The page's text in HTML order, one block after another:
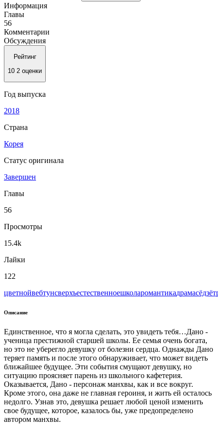
Информация
Главы
56
Комментарии
Обсуждения
Рейтинг
10 2 оценки
Год выпуска
2018
Страна
Корея
Статус оригинала
Завершен
Главы
56
Просмотры
15.4k
Лайки
122
цветнойвeбтунсверхъестественноешколаромантикадрамасёдзё
Описание
Единственное, что я могла сделать, это увидеть тебя…Дано -
ученица престижной старшей школы. Ее семья очень богата,
но это не уберегло девушку от болезни сердца. Однажды Дано
теряет память и после этого обнаруживает, что может видеть
ближайшее будущее. Эти события смущают девушку, но
ситуацию проясняет парень из школьного кафетерия.
Оказывается, Дано - персонаж манхвы, как и все вокруг.
Кроме этого, она даже не главная героиня, и жить ей осталось
недолго. Узнав это, девушка решает любой ценой изменить
свое будущее, которое, казалось бы, уже предопределено
автором манхвы.